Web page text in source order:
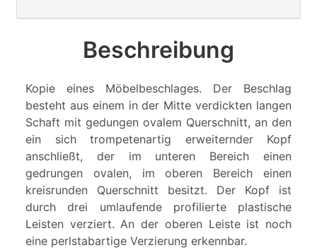
Beschreibung
Kopie eines Möbelbeschlages. Der Beschlag
besteht aus einem in der Mitte verdickten langen
Schaft mit gedungen ovalem Querschnitt, an den
ein sich trompetenartig erweiternder Kopf
anschließt, der im unteren Bereich einen
gedrungen ovalen, im oberen Bereich einen
kreisrunden Querschnitt besitzt. Der Kopf ist
durch drei umlaufende profilierte plastische
Leisten verziert. An der oberen Leiste ist noch
eine perlstabartige Verzierung erkennbar.